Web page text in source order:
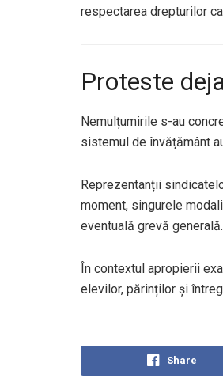
respectarea drepturilor
Proteste
Nemulțumirile s-au
sistemul de învățământ
Reprezentanții
moment, singurele
eventuală grevă generală.
În contextul apropierii
elevilor, părinților și
Share